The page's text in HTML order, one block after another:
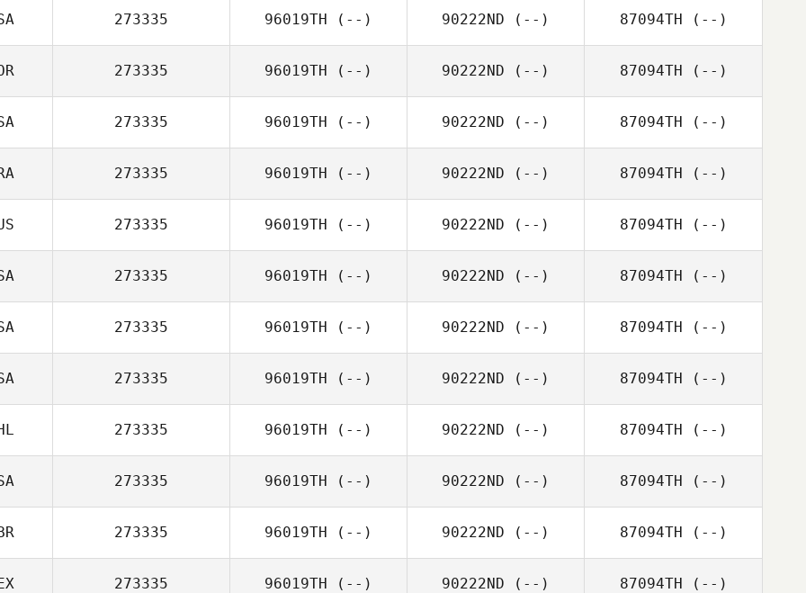
273335 96019TH (--) 90222ND (--) 87094TH (--)
273335 96019TH (--) 90222ND (--) 87094TH (--)
273335 96019TH (--) 90222ND (--) 87094TH (--)
273335 96019TH (--) 90222ND (--) 87094TH (--)
273335 96019TH (--) 90222ND (--) 87094TH (--)
273335 96019TH (--) 90222ND (--) 87094TH (--)
273335 96019TH (--) 90222ND (--) 87094TH (--)
273335 96019TH (--) 90222ND (--) 87094TH (--)
273335 96019TH (--) 90222ND (--) 87094TH (--)
273335 96019TH (--) 90222ND (--) 87094TH (--)
273335 96019TH (--) 90222ND (--) 87094TH (--)
273335 96019TH (--) 90222ND (--) 87094TH (--)